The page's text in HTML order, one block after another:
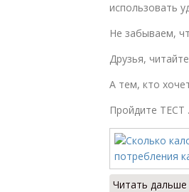
использовать
Не забываем,
Друзья,
А тем, кто
Пройдите ТЕСТ .
Читать